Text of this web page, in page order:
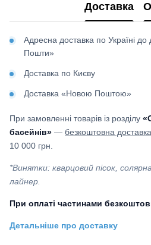
Доставка
Адресна доставка по Україні
Пошти»
Доставка по Києву
Доставка «Новою Поштою»
При замовленні товарів із розділу
басейнів» — безкоштовна доставка
10 000 грн.
*Винятки: кварцовий пісок, солярна
лайнер.
При оплаті частинами
Детальніше про доставку